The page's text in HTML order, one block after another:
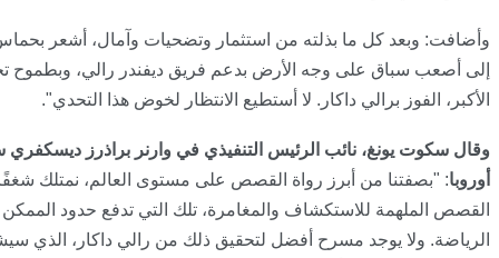
وأضافت: وبعد كل ما بذلته من استثمار وتضحيات وآمال، أشعر
إلى أصعب سباق على وجه الأرض بدعم فريق ديفندر رالي، وبطموح
الأكبر، الفوز برالي داكار. لا أستطيع الانتظار لخوض هذا التحدي".
وقال سكوت يونغ، نائب الرئيس التنفيذي في وارنر براذرز
أوروبا: "بصفتنا من أبرز رواة القصص على مستوى العالم، نمتلك شغفًا
القصص الملهمة للاستكشاف والمغامرة، تلك التي تدفع حدود
الرياضة. ولا يوجد مسرح أفضل لتحقيق ذلك من رالي داكار، الذي